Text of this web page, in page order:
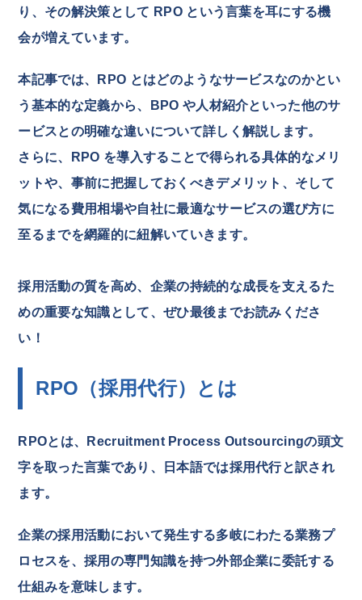
り、その解決策として RPO という言葉を耳にする機
会が増えています。
本記事では、RPO とはどのようなサービスなのかとい
う基本的な定義から、BPO や人材紹介といった他のサ
ービスとの明確な違いについて詳しく解説します。
さらに、RPO を導入することで得られる具体的なメリ
ットや、事前に把握しておくべきデメリット、そして
気になる費用相場や自社に最適なサービスの選び方に
至るまでを網羅的に紐解いていきます。
採用活動の質を高め、企業の持続的な成長を支えるた
めの重要な知識として、ぜひ最後までお読みくださ
い！
RPO（採用代行）とは
RPOとは、Recruitment Process Outsourcingの頭文
字を取った言葉であり、日本語では採用代行と訳され
ます。
企業の採用活動において発生する多岐にわたる業務プ
ロセスを、採用の専門知識を持つ外部企業に委託する
仕組みを意味します。